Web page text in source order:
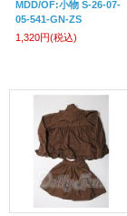
MDD/OF:小物 S-26-07-
05-541-GN-ZS
1,320円(税込)